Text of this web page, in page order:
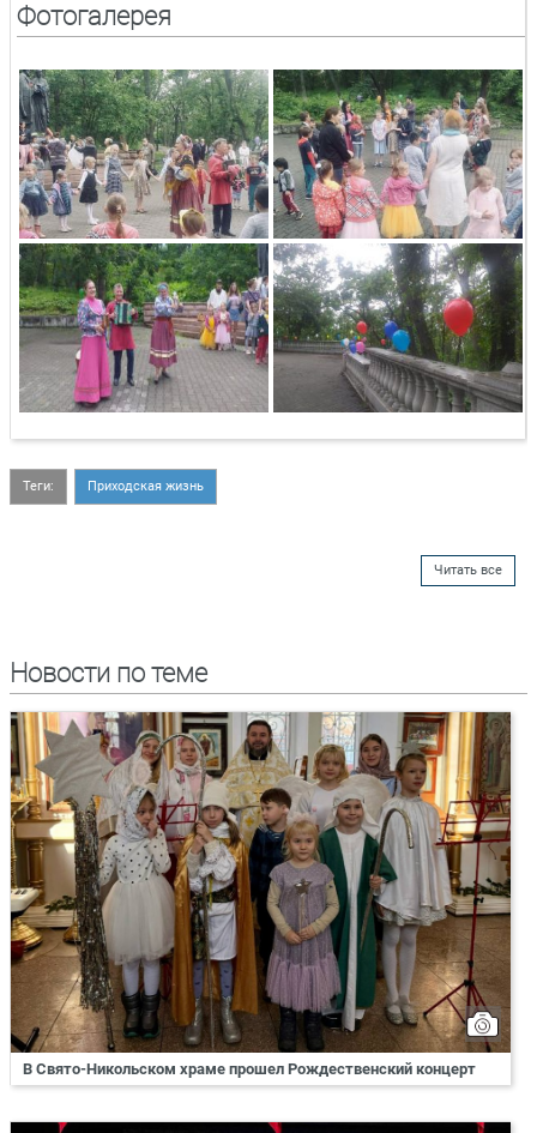
Фотогалерея
Теги: Приходская жизнь
Читать все
Новости по теме
В Свято-Никольском храме прошел Рождественский концерт